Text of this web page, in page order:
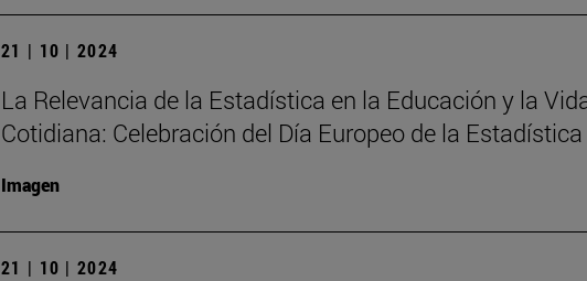
21 | 10 | 2024
La Relevancia de la Estadística en la Educación y la
Cotidiana: Celebración del Día Europeo de la Estadística
Imagen
21 | 10 | 2024